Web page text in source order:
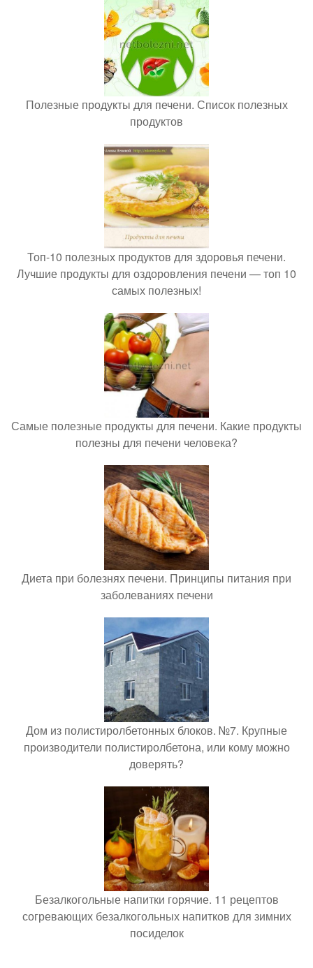
Полезные продукты для печени. Список полезных
продуктов
Топ-10 полезных продуктов для здоровья печени.
Лучшие продукты для оздоровления печени — топ 10
самых полезных!
Самые полезные продукты для печени. Какие продукты
полезны для печени человека?
Диета при болезнях печени. Принципы питания при
заболеваниях печени
Дом из полистиролбетонных блоков. №7. Крупные
производители полистиролбетона, или кому можно
доверять?
Безалкогольные напитки горячие. 11 рецептов
согревающих безалкогольных напитков для зимних
посиделок